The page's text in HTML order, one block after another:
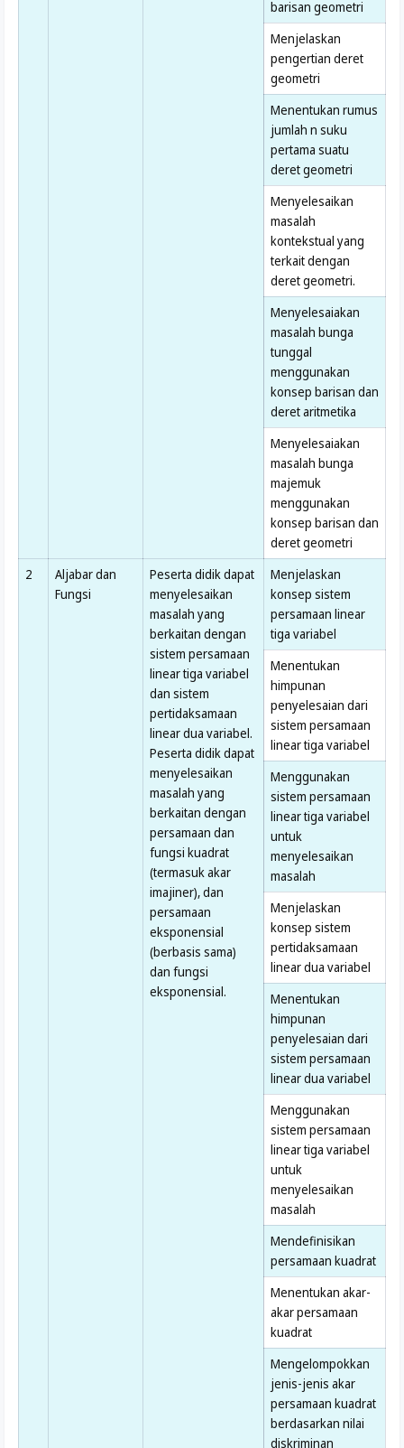
barisan geometri
Menjelaskan
pengertian deret
geometri
Menentukan rumus
jumlah n suku
pertama suatu
deret geometri
Menyelesaikan
masalah
kontekstual yang
terkait dengan
deret geometri.
Menyelesaiakan
masalah bunga
tunggal
menggunakan
konsep barisan dan
deret aritmetika
Menyelesaiakan
masalah bunga
majemuk
menggunakan
konsep barisan dan
deret geometri
2
Aljabar dan
Fungsi
Peserta didik dapat
menyelesaikan
masalah yang
berkaitan dengan
sistem persamaan
linear tiga variabel
dan sistem
pertidaksamaan
linear dua variabel.
Peserta didik dapat
menyelesaikan
masalah yang
berkaitan dengan
persamaan dan
fungsi kuadrat
(termasuk akar
imajiner), dan
persamaan
eksponensial
(berbasis sama)
dan fungsi
eksponensial.
Menjelaskan
konsep sistem
persamaan linear
tiga variabel
Menentukan
himpunan
penyelesaian dari
sistem persamaan
linear tiga variabel
Menggunakan
sistem persamaan
linear tiga variabel
untuk
menyelesaikan
masalah
Menjelaskan
konsep sistem
pertidaksamaan
linear dua variabel
Menentukan
himpunan
penyelesaian dari
sistem persamaan
linear dua variabel
Menggunakan
sistem persamaan
linear tiga variabel
untuk
menyelesaikan
masalah
Mendefinisikan
persamaan kuadrat
Menentukan akar-
akar persamaan
kuadrat
Mengelompokkan
jenis-jenis akar
persamaan kuadrat
berdasarkan nilai
diskriminan